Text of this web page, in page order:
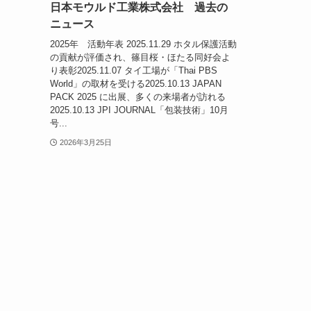
日本モウルド工業株式会社 過去の
ニュース
2025年 活動年表 2025.11.29 ホタル保護活動
の貢献が評価され、篠目桜・ほたる同好会よ
り表彰2025.11.07 タイ工場が「Thai PBS
World」の取材を受ける2025.10.13 JAPAN
PACK 2025 に出展、多くの来場者が訪れる
2025.10.13 JPI JOURNAL「包装技術」10月
号...
2026年3月25日